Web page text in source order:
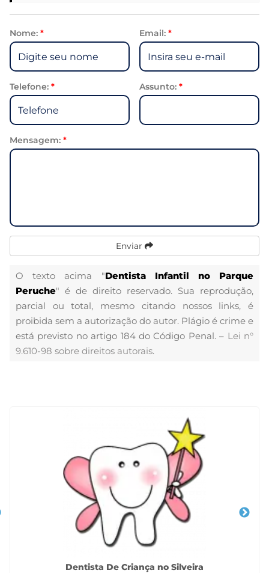
Nome: * Email: *
Telefone: * Assunto: *
Mensagem: *
Enviar
O texto acima "Dentista Infantil no Parque
Peruche" é de direito reservado. Sua reprodução,
parcial ou total, mesmo citando nossos links, é
proibida sem a autorização do autor. Plágio é crime e
está previsto no artigo 184 do Código Penal. – Lei n°
9.610-98 sobre direitos autorais.
Dentista De Criança no Silveira